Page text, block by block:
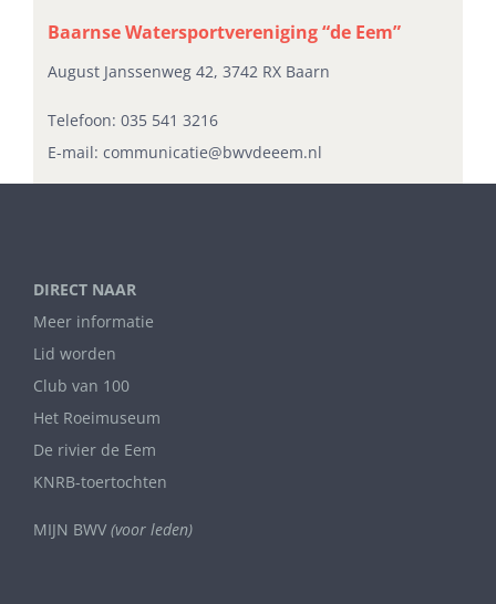
Baarnse Watersportvereniging “de Eem”
August Janssenweg 42, 3742 RX Baarn
Telefoon:035 541 3216
E-mail:communicatie@bwvdeeem.nl
DIRECT NAAR
Meer informatie
Lid worden
Club van 100
Het Roeimuseum
De rivier de Eem
KNRB-toertochten
MIJN BWV (voor leden)